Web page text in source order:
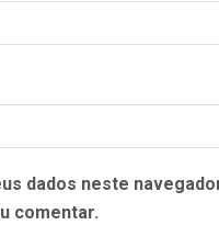
dados neste
comentar.